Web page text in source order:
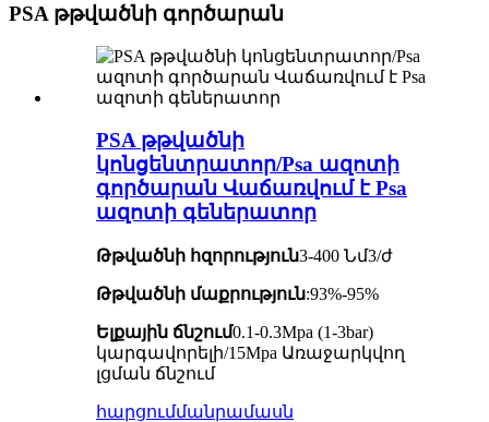
PSA թթվածնի գործարան
PSA թթվածնի
կոնցենտրատոր/Psa ազոտի
գործարան Վաճառվում է Psa
ազոտի գեներատոր
Թթվածնի հզորություն3-400 Նմ3/ժ
Թթվածնի մաքրություն:93%-95%
Ելքային ճնշում0.1-0.3Mpa (1-3bar)
կարգավորելի/15Mpa Առաջարկվող
լցման ճնշում
հարցումմանրամասն